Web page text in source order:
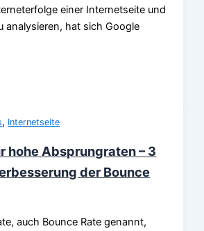
einer Internetseite und
analysieren, hat sich Google
, Internetseite
hohe Absprungraten – 3
der Bounce
auch Bounce Rate genannt,